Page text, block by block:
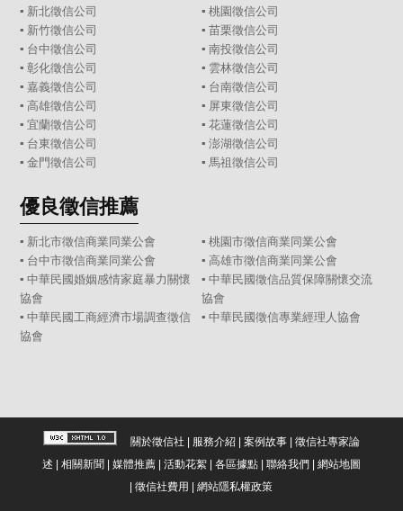
▪ 新北徵信公司 ▪ 桃園徵信公司
▪ 新竹徵信公司 ▪ 苗栗徵信公司
▪ 台中徵信公司 ▪ 南投徵信公司
▪彰化徵信公司 ▪ 雲林徵信公司
▪嘉義徵信公司 ▪ 台南徵信公司
▪高雄徵信公司 ▪ 屏東徵信公司
▪宜蘭徵信公司 ▪ 花蓮徵信公司
▪ 台東徵信公司 ▪ 澎湖徵信公司
▪金門徵信公司 ▪ 馬祖徵信公司
優良徵信推薦
▪ 新北市徵信商業同業公會
▪ 桃園市徵信商業同業公會
▪ 台中市徵信商業同業公會
▪ 高雄市徵信商業同業公會
▪ 中華民國婚姻感情家庭暴力關懷
協會
▪ 中華民國徵信品質保障關懷交流
協會
▪ 中華民國工商經濟市場調查徵信
協會
▪ 中華民國徵信專業經理人協會
關於徵信社 | 服務介紹| 案例故事| 徵信社專家論
述 | 相關新聞 | 媒體推薦| 活動花絮| 各區據點| 聯絡我們| 網站地圖
|徵信社費用 |網站隱私權政策